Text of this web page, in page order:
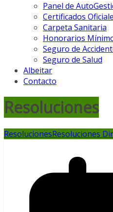
Panel de
Certificados
Carpeta Sanitaria
Honorarios
Seguro de
Seguro de Salud
Albeitar
Contacto
Resoluciones
ResolucionesResoluciones